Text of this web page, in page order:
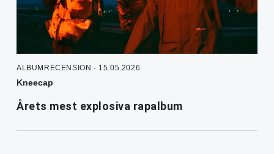
ALBUMRECENSION - 15.05.2026
Kneecap
Årets mest explosiva rapalbum